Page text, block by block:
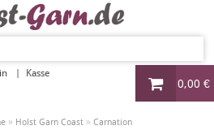
0,00 €
Kasse
» Holst Garn Coast » Carnation